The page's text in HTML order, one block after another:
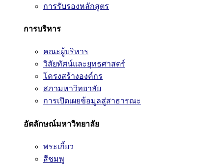
การรับรองหลักสูตร
การบริหาร
คณะผู้บริหาร
วิสัยทัศน์และยุทธศาสตร์
โครงสร้างองค์กร
สภามหาวิทยาลัย
การเปิดเผยข้อมูลสู่สาธารณะ
อัตลักษณ์มหาวิทยาลัย
พระเกี้ยว
สีชมพู